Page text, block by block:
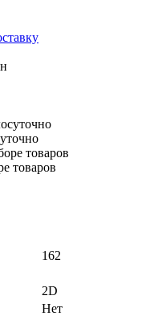
товаров
162
2D
Нет